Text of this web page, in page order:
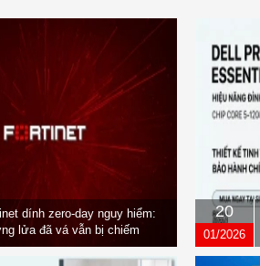
dính zero-day nguy hiểm:
lửa đã vá vẫn bị chiếm
20
01/2026